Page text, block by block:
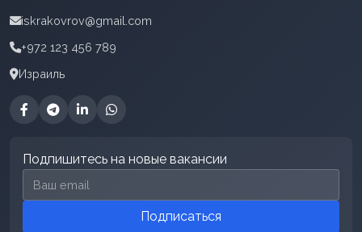
iskrakovrov@gmail.com
+972 123 456 789
Израиль
Подпишитесь на новые вакансии
Email для подписки
Подписаться